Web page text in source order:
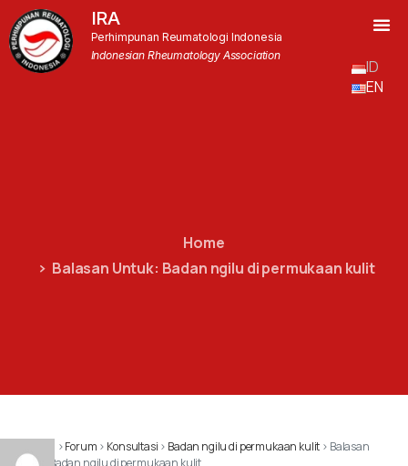
IRA
Perhimpunan Reumatologi Indonesia
Indonesian Rheumatology Association
ID
EN
Home
Balasan Untuk: Badan ngilu di permukaan kulit
›Forum › Konsultasi › Badan ngilu di permukaan kulit › Balasan
Untuk: Badan ngilu di permukaan kulit